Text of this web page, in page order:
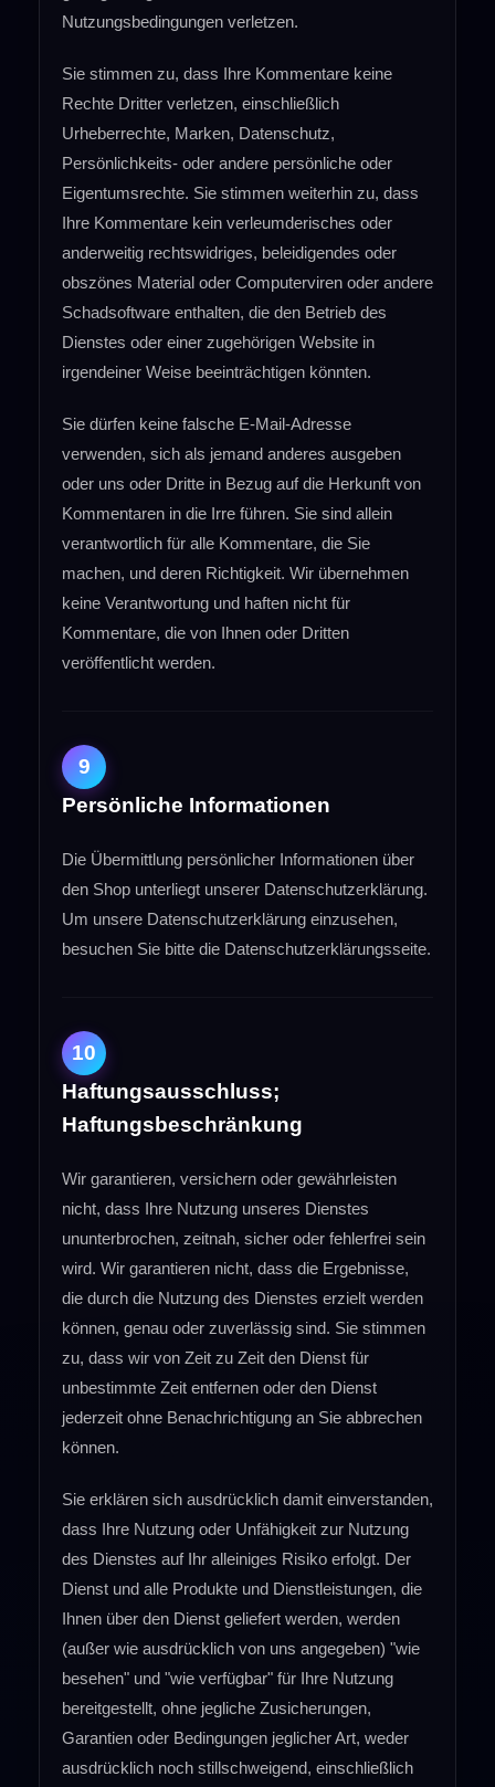
Nutzungsbedingungen verletzen.
Sie stimmen zu, dass Ihre Kommentare keine
Rechte Dritter verletzen, einschließlich
Urheberrechte, Marken, Datenschutz,
Persönlichkeits- oder andere persönliche oder
Eigentumsrechte. Sie stimmen weiterhin zu, dass
Ihre Kommentare kein verleumderisches oder
anderweitig rechtswidriges, beleidigendes oder
obszönes Material oder Computerviren oder andere
Schadsoftware enthalten, die den Betrieb des
Dienstes oder einer zugehörigen Website in
irgendeiner Weise beeinträchtigen könnten.
Sie dürfen keine falsche E-Mail-Adresse
verwenden, sich als jemand anderes ausgeben
oder uns oder Dritte in Bezug auf die Herkunft von
Kommentaren in die Irre führen. Sie sind allein
verantwortlich für alle Kommentare, die Sie
machen, und deren Richtigkeit. Wir übernehmen
keine Verantwortung und haften nicht für
Kommentare, die von Ihnen oder Dritten
veröffentlicht werden.
9
Persönliche Informationen
Die Übermittlung persönlicher Informationen über
den Shop unterliegt unserer Datenschutzerklärung.
Um unsere Datenschutzerklärung einzusehen,
besuchen Sie bitte die Datenschutzerklärungsseite.
10
Haftungsausschluss;
Haftungsbeschränkung
Wir garantieren, versichern oder gewährleisten
nicht, dass Ihre Nutzung unseres Dienstes
ununterbrochen, zeitnah, sicher oder fehlerfrei sein
wird. Wir garantieren nicht, dass die Ergebnisse,
die durch die Nutzung des Dienstes erzielt werden
können, genau oder zuverlässig sind. Sie stimmen
zu, dass wir von Zeit zu Zeit den Dienst für
unbestimmte Zeit entfernen oder den Dienst
jederzeit ohne Benachrichtigung an Sie abbrechen
können.
Sie erklären sich ausdrücklich damit einverstanden,
dass Ihre Nutzung oder Unfähigkeit zur Nutzung
des Dienstes auf Ihr alleiniges Risiko erfolgt. Der
Dienst und alle Produkte und Dienstleistungen, die
Ihnen über den Dienst geliefert werden, werden
(außer wie ausdrücklich von uns angegeben) "wie
besehen" und "wie verfügbar" für Ihre Nutzung
bereitgestellt, ohne jegliche Zusicherungen,
Garantien oder Bedingungen jeglicher Art, weder
ausdrücklich noch stillschweigend, einschließlich